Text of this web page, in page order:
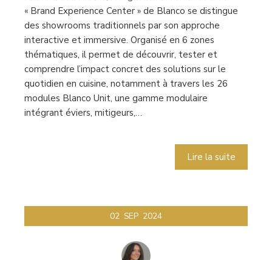
« Brand Experience Center » de Blanco se distingue
des showrooms traditionnels par son approche
interactive et immersive. Organisé en 6 zones
thématiques, il permet de découvrir, tester et
comprendre l’impact concret des solutions sur le
quotidien en cuisine, notamment à travers les 26
modules Blanco Unit, une gamme modulaire
intégrant éviers, mitigeurs,…
Lire la suite
02 SEP 2024